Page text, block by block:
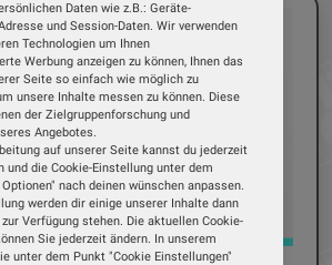
Daten wie z.B.: Geräte-
und Session-Daten. Wir verwenden
Technologien um Ihnen
Werbung anzeigen zu können, Ihnen das
Seite so einfach wie möglich zu
unsere Inhalte messen zu können. Diese
der Zielgruppenforschung und
Angebotes.
auf unserer Seite kannst du jederzeit
und die Cookie-Einstellung unter dem
nach deinen wünschen anpassen.
werden dir einige unserer Inhalte dann
Verfügung stehen. Die aktuellen Cookie-
Sie jederzeit ändern. In unserem
unter dem Punkt "Cookie Einstellungen"